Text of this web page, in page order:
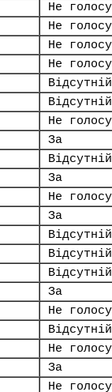
Не
Не
Не
Не
Відсутній
Відсутній
Не
За
Відсутній
За
Не
За
Відсутній
Відсутній
Відсутній
За
Не
Відсутній
Не
За
Не